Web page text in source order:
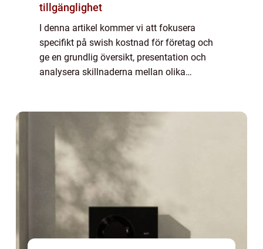
tillgänglighet
I denna artikel kommer vi att fokusera
specifikt på swish kostnad för företag och
ge en grundlig översikt, presentation och
analysera skillnaderna mellan olika